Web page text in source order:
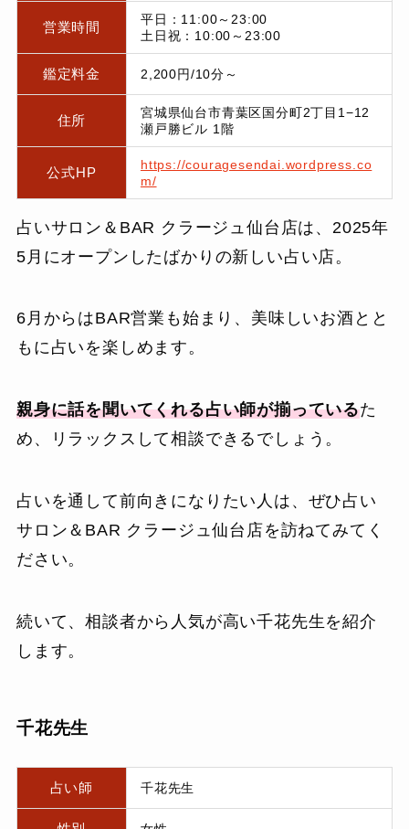
営業時間
平日：11:00～23:00
土日祝：10:00～23:00
鑑定料金 2,200円/10分～
住所
宮城県仙台市青葉区国分町2丁目1−12
瀬戸勝ビル 1階
公式HP
https://couragesendai.wordpress.co
m/
占いサロン＆BAR クラージュ仙台店は、2025年
5月にオープンしたばかりの新しい占い店。
6月からはBAR営業も始まり、美味しいお酒とと
もに占いを楽しめます。
親身に話を聞いてくれる占い師が揃っているた
め、リラックスして相談できるでしょう。
占いを通して前向きになりたい人は、ぜひ占い
サロン＆BAR クラージュ仙台店を訪ねてみてく
ださい。
続いて、相談者から人気が高い千花先生を紹介
します。
千花先生
占い師 千花先生